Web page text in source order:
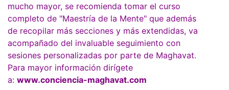
mucho mayor, se recomienda tomar el curso
completo de "Maestría de la Mente" que además
de recopilar más secciones y más extendidas, va
acompañado del invaluable seguimiento con
sesiones personalizadas por parte de Maghavat.
Para mayor información dirígete
a: www.conciencia-maghavat.com